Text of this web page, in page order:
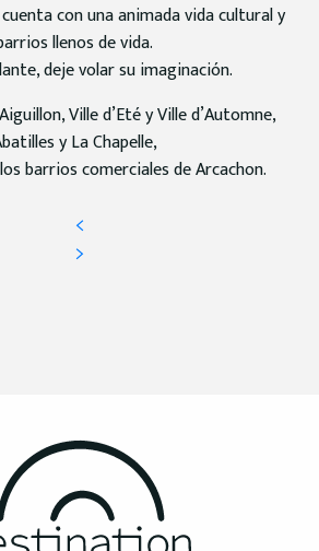
con una animada vida cultural y
llenos de vida.
deje volar su imaginación.
Ville d’Eté y Ville d’Automne,
y La Chapelle,
barrios comerciales de Arcachon.